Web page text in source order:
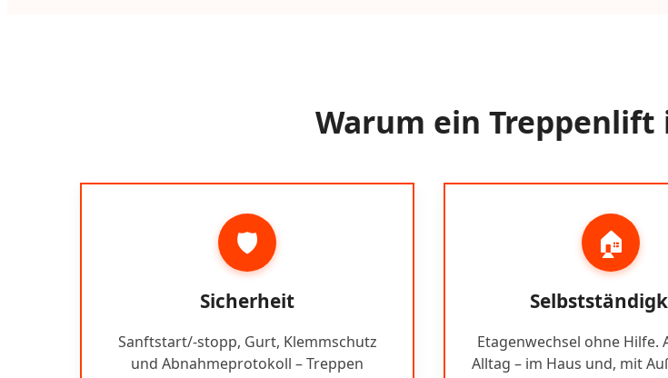
Warum ein Treppenlift
🛡️
Sicherheit
Sanftstart/-stopp, Gurt, Klemmschutz
und Abnahmeprotokoll – Treppen
🏠
Etagenwechsel ohne Hilfe.
Alltag – im Haus und, mit